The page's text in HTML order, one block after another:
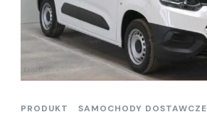
PRODUKT SAMOCHODY DOSTAWCZE